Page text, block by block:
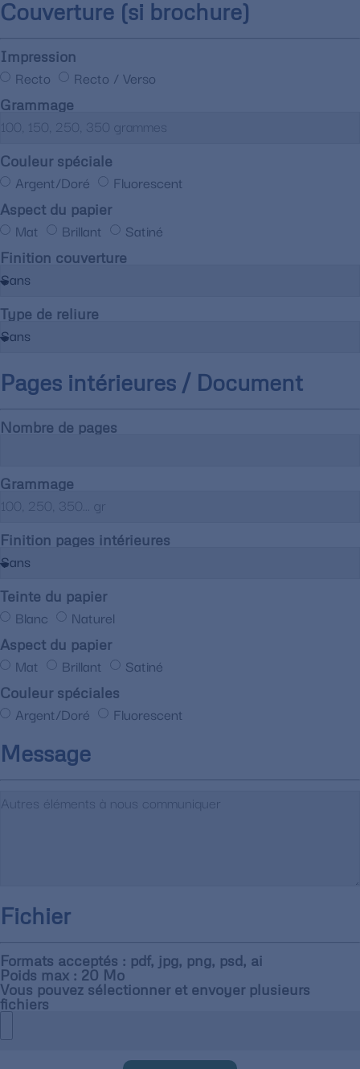
Couverture (si brochure)
Impression
Recto Recto / Verso
Grammage
Couleur spéciale
Argent/Doré Fluorescent
Aspect du papier
Mat Brillant Satiné
Finition couverture
Type de reliure
Pages intérieures / Document
Nombre de pages
Grammage
Finition pages intérieures
Teinte du papier
Blanc Naturel
Aspect du papier
Mat Brillant Satiné
Couleur spéciales
Argent/Doré Fluorescent
Message
Fichier
Formats acceptés : pdf, jpg, png, psd, ai
Poids max : 20 Mo
Vous pouvez sélectionner et envoyer plusieurs
fichiers